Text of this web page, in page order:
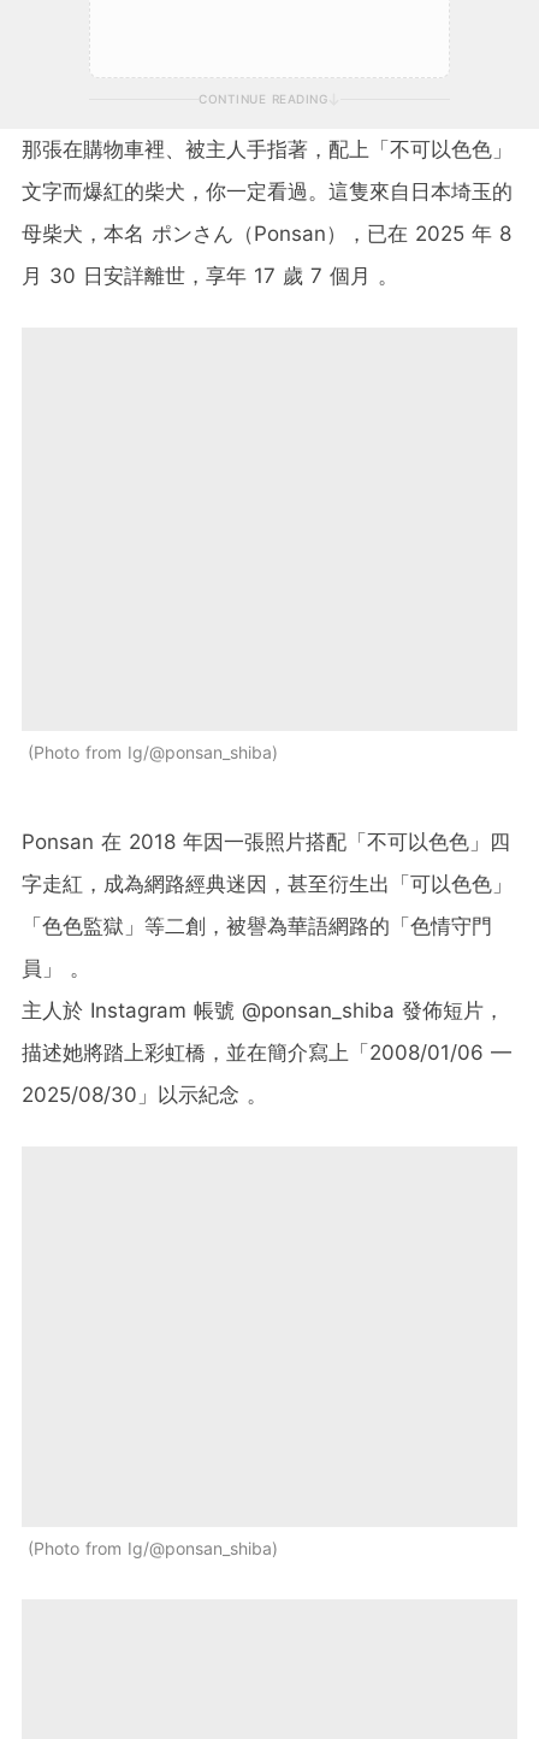
CONTINUE READING
那張在購物車裡、被主人手指著，配上「不可以色色」
文字而爆紅的柴犬，你一定看過。這隻來自日本埼玉的
母柴犬，本名 ポンさん（Ponsan），已在 2025 年 8
月 30 日安詳離世，享年 17 歲 7 個月 。
Photo from Ig/@ponsan_shiba
Ponsan 在 2018 年因一張照片搭配「不可以色色」四
字走紅，成為網路經典迷因，甚至衍生出「可以色色」
「色色監獄」等二創，被譽為華語網路的「色情守門
員」 。
主人於 Instagram 帳號 @ponsan_shiba 發佈短片，
描述她將踏上彩虹橋，並在簡介寫上「2008/01/06 —
2025/08/30」以示紀念 。
Photo from Ig/@ponsan_shiba